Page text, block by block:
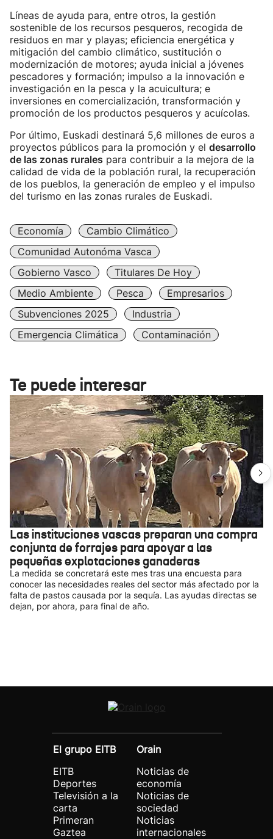
Líneas de ayuda para, entre otros, la gestión
sostenible de los recursos pesqueros, recogida de
residuos en mar y playas; eficiencia energética y
mitigación del cambio climático, sustitución o
modernización de motores; ayuda inicial a jóvenes
pescadores y formación; impulso a la innovación e
investigación en la pesca y la acuicultura; e
inversiones en comercialización, transformación y
promoción de los productos pesqueros y acuícolas.
Por último, Euskadi destinará 5,6 millones de euros a
proyectos públicos para la promoción y el desarrollo
de las zonas rurales para contribuir a la mejora de la
calidad de vida de la población rural, la recuperación
de los pueblos, la generación de empleo y el impulso
del turismo en las zonas rurales de Euskadi.
Economía
Cambio Climático
Comunidad Autonóma Vasca
Gobierno Vasco
Titulares De Hoy
Medio Ambiente
Pesca
Empresarios
Subvenciones 2025
Industria
Emergencia Climática
Contaminación
Te puede interesar
Las instituciones vascas preparan una compra
conjunta de forrajes para apoyar a las
pequeñas explotaciones ganaderas
La medida se concretará este mes tras una encuesta para
conocer las necesidades reales del sector más afectado por la
falta de pastos causada por la sequía. Las ayudas directas se
dejan, por ahora, para final de año.
El grupo EITB
EITB
Deportes
Televisión a la
carta
Primeran
Gaztea
Orain
Noticias de
economía
Noticias de
sociedad
Noticias
internacionales